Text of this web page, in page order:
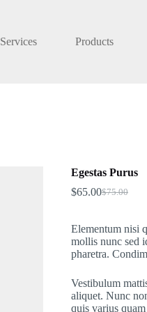
Services Products
Egestas Purus
$75.00
Original
$75.00.
$65.00Current
$65.00.
Elementum nisi
mollis nunc sed
pharetra.
Vestibulum
aliquet. Nunc
quis varius